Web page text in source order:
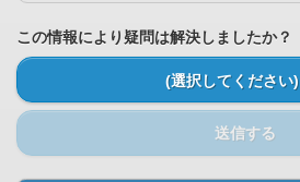
この情報により疑問は解決しましたか？
(選択してください)
送信する